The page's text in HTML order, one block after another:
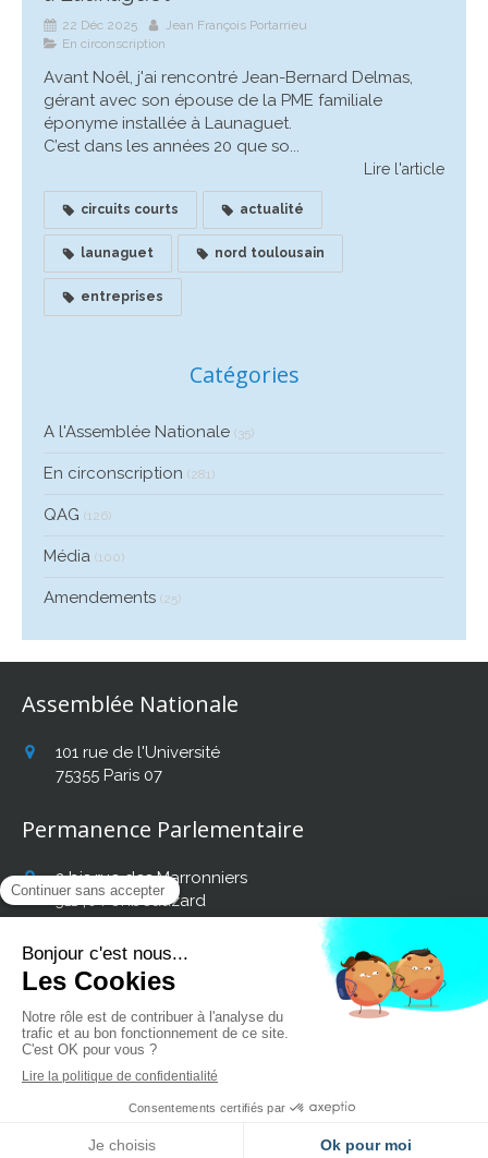
22 Déc 2025
Jean François Portarrieu
En circonscription
Avant Noêl, j'ai rencontré Jean-Bernard Delmas,
gérant avec son épouse de la PME familiale
éponyme installée à Launaguet.
C’est dans les années 20 que so...
Lire l'article
circuits courts actualité
launaguet nord toulousain
entreprises
Catégories
A l'Assemblée Nationale (35)
En circonscription (281)
QAG (126)
Média (100)
Amendements (25)
Assemblée Nationale
101 rue de l'Université
75355 Paris 07
Permanence Parlementaire
2 bis rue des Marronniers
31140 Fonbeauzard
Retrouvez mon actualité
sur les réseaux sociaux :
Création et référencement du site par Simplébo